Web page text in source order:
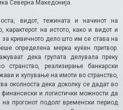
Северна Македонија.
видот, тежината и начинот на
карактерот на истото, како и видот и
кривичното дело што им се става на
определена мерка куќен притвор.
дека групата делувала преку
реализирање банкарски
и купување на имоти во странство,
околноста дека доколку се дадат во
и логистички можности да
на прогонот подолг временски период